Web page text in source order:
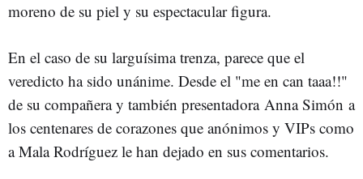
moreno de su piel y su espectacular figura.
En el caso de su larguísima trenza, parece que el
veredicto ha sido unánime. Desde el "me en can taaa!!"
de su compañera y también presentadora Anna Simón a
los centenares de corazones que anónimos y VIPs como
a Mala Rodríguez le han dejado en sus comentarios.